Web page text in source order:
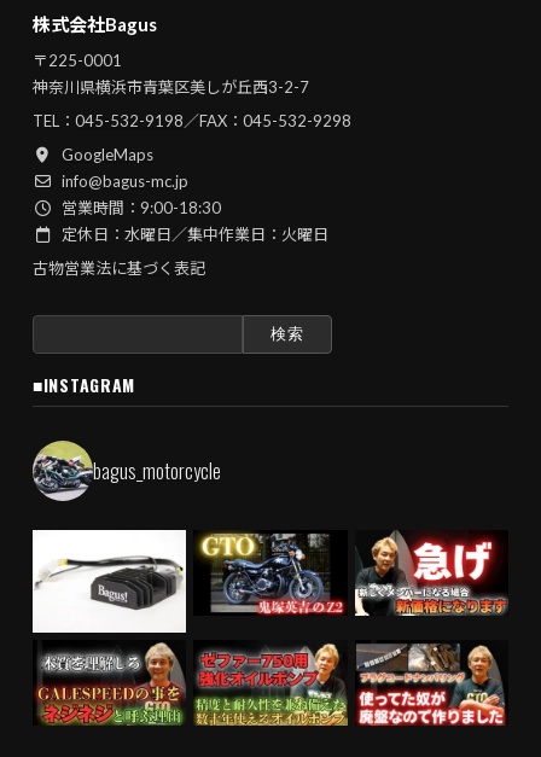
株式会社Bagus
〒225-0001
神奈川県横浜市青葉区美しが丘西3-2-7
TEL： 045-532-9198／FAX：045-532-9298
GoogleMaps
info@bagus-mc.jp
営業時間：9:00-18:30
定休日：水曜日／集中作業日：火曜日
古物営業法に基づく表記
検
■INSTAGRAM
bagus_motorcycle